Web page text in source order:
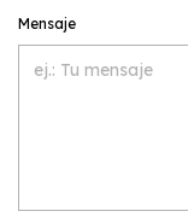
Mensaje